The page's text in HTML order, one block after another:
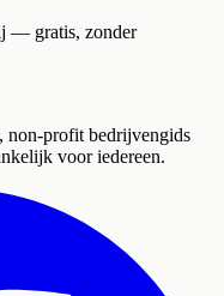
— gratis, zonder
profit bedrijvengids
voor iedereen.